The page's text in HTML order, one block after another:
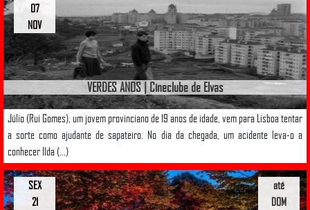
VERDES ANOS | Cineclube de Elvas
Júlio (Rui Gomes), um jovem provinciano de 19 anos de idade, vem para Lisboa tentar
a sorte como ajudante de sapateiro. No dia da chegada, um acidente leva-o a
conhecer Ilda (...)
07
NOV
até
DOM
SEX
21